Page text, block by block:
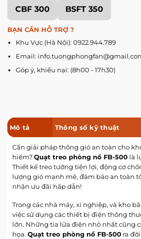
CBF 300 BSFT 350
BẠN CẦN HỖ TRỢ ?
Khu Vực (Hà Nội): 0922.944.789
Email:
Góp ý, khiếu nại: (8h00 - 17h30)
Mô tả Thông số kỹ thuật
Cần giải pháp thông gió an toàn cho
hiểm?Quạt treo phòng nổ FB-500 là
Thiết kế treo tường tiện lợi, động cơ
lượng gió mạnh mẽ, đảm bảo an toàn
nhận ưu đãi hấp dẫn!
Trong các nhà máy, xí nghiệp, và kho
việc sử dụng các thiết bị điện thông
lớn. Những tia lửa điện nhỏ nhất cũng
họa. Quạt treo phòng nổ FB-500 ra